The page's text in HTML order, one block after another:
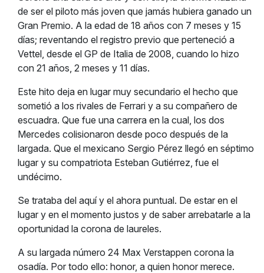
de ser el piloto más joven que jamás hubiera ganado un
Gran Premio. A la edad de 18 años con 7 meses y 15
días; reventando el registro previo que perteneció a
Vettel, desde el GP de Italia de 2008, cuando lo hizo
con 21 años, 2 meses y 11 días.
Este hito deja en lugar muy secundario el hecho que
sometió a los rivales de Ferrari y a su compañero de
escuadra. Que fue una carrera en la cual, los dos
Mercedes colisionaron desde poco después de la
largada. Que el mexicano Sergio Pérez llegó en séptimo
lugar y su compatriota Esteban Gutiérrez, fue el
undécimo.
Se trataba del aquí y el ahora puntual. De estar en el
lugar y en el momento justos y de saber arrebatarle a la
oportunidad la corona de laureles.
A su largada número 24 Max Verstappen corona la
osadía. Por todo ello: honor, a quien honor merece.